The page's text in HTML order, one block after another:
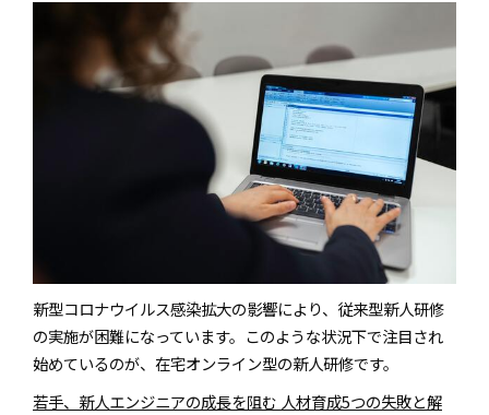
新型コロナウイルス感染拡大の影響により、従来型新人研修
の実施が困難になっています。このような状況下で注目され
始めているのが、在宅オンライン型の新人研修です。
若手、新人エンジニアの成長を阻む 人材育成5つの失敗と解